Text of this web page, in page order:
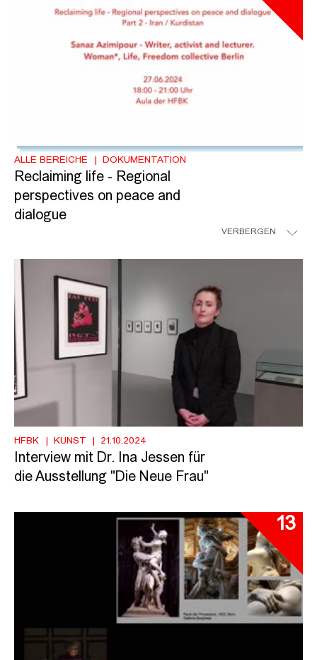
ALLE BEREICHE DOKUMENTATION
Reclaiming life - Regional
perspectives on peace and
dialogue
VERBERGEN
HFBK KUNST 21.10.2024
Interview mit Dr. Ina Jessen für
die Ausstellung "Die Neue Frau"
13